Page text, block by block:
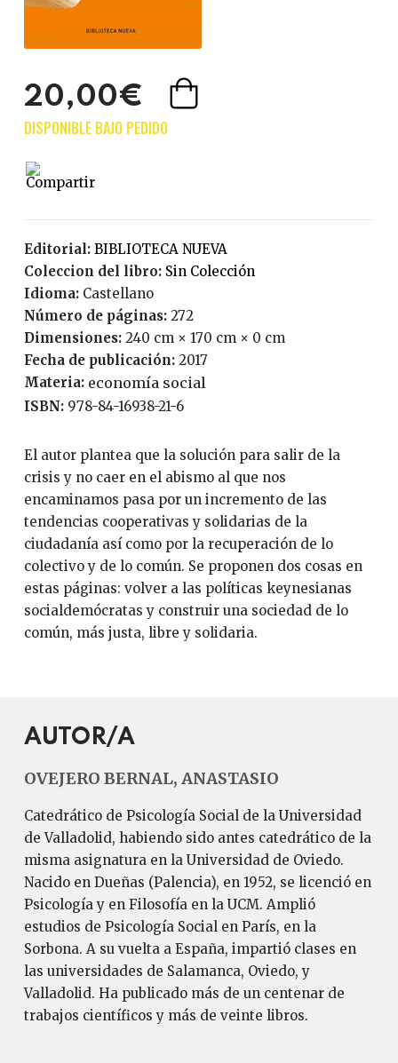
20,00€
Editorial:
BIBLIOTECA NUEVA
Coleccion del libro:
Sin Colección
Idioma:
Castellano
Número de páginas:
272
Dimensiones: 240 cm × 170 cm × 0 cm
Fecha de publicación:
2017
Materia: economía social
ISBN: 978-84-16938-21-6
El autor plantea que la solución para salir de la
crisis y no caer en el abismo al que nos
encaminamos pasa por un incremento de las
tendencias cooperativas y solidarias de la
ciudadanía así como por la recuperación de lo
colectivo y de lo común. Se proponen dos cosas en
estas páginas: volver a las políticas keynesianas
socialdemócratas y construir una sociedad de lo
común, más justa, libre y solidaria.
AUTOR/A
OVEJERO BERNAL, ANASTASIO
Catedrático de Psicología Social de la Universidad
de Valladolid, habiendo sido antes catedrático de la
misma asignatura en la Universidad de Oviedo.
Nacido en Dueñas (Palencia), en 1952, se licenció en
Psicología y en Filosofía en la UCM. Amplió
estudios de Psicología Social en París, en la
Sorbona. A su vuelta a España, impartió clases en
las universidades de Salamanca, Oviedo, y
Valladolid. Ha publicado más de un centenar de
trabajos científicos y más de veinte libros.